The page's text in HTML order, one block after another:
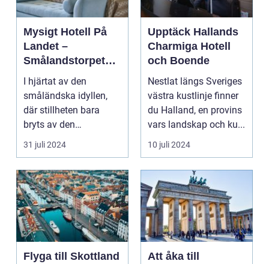
Mysigt Hotell På
Landet –
Smålandstorpets
Enchanted Retreat
I hjärtat av den
småländska idyllen,
där stillheten bara
bryts av den
harmonisk...
31 juli 2024
Upptäck Hallands
Charmiga Hotell
och Boende
Nestlat längs Sveriges
västra kustlinje finner
du Halland, en provins
vars landskap och ku...
10 juli 2024
Flyga till Skottland
Att åka till